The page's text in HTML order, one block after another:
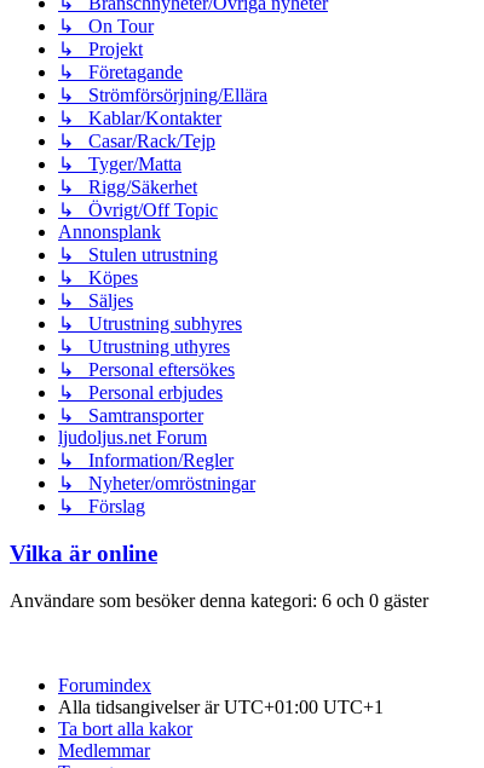
↳ On Tour
↳ Projekt
↳ Företagande
↳ Strömförsörjning/Ellära
↳ Kablar/Kontakter
↳ Casar/Rack/Tejp
↳ Tyger/Matta
↳ Rigg/Säkerhet
↳ Övrigt/Off Topic
Annonsplank
↳ Stulen utrustning
↳ Köpes
↳ Säljes
↳ Utrustning subhyres
↳ Utrustning uthyres
↳ Personal eftersökes
↳ Personal erbjudes
↳ Samtransporter
ljudoljus.net Forum
↳ Information/Regler
↳ Nyheter/omröstningar
↳ Förslag
Vilka är online
Användare som besöker denna kategori: 6 och 0 gäster
Forumindex
Alla tidsangivelser är UTC+01:00 UTC+1
Ta bort alla kakor
Medlemmar